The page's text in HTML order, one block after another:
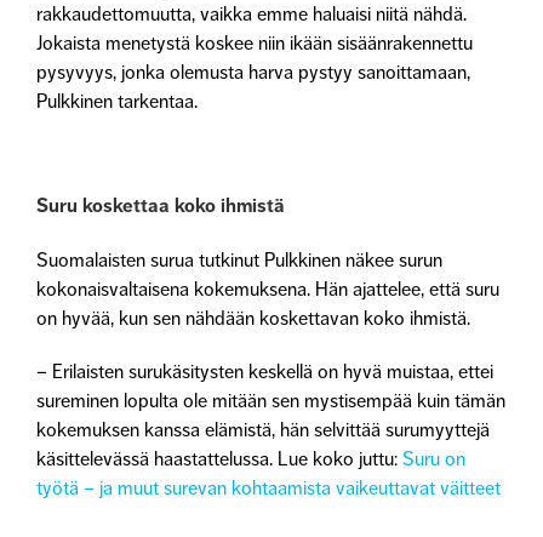
rakkaudettomuutta, vaikka emme haluaisi niitä nähdä.
Jokaista menetystä koskee niin ikään sisäänrakennettu
pysyvyys, jonka olemusta harva pystyy sanoittamaan,
Pulkkinen tarkentaa.
Suru koskettaa koko ihmistä
Suomalaisten surua tutkinut Pulkkinen näkee surun
kokonaisvaltaisena kokemuksena. Hän ajattelee, että suru
on hyvää, kun sen nähdään koskettavan koko ihmistä.
– Erilaisten surukäsitysten keskellä on hyvä muistaa, ettei
sureminen lopulta ole mitään sen mystisempää kuin tämän
kokemuksen kanssa elämistä, hän selvittää surumyyttejä
käsittelevässä haastattelussa. Lue koko juttu: Suru on
työtä – ja muut surevan kohtaamista vaikeuttavat väitteet